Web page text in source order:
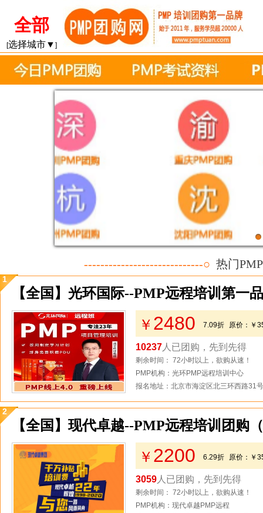
全部
[选择城市▼ ]
-----------------------------○ 热门
1
【全国】光环国际--PMP远程培训第一
￥ 2480 7.09折 原价： ￥
10237 人已团购，先到先得
剩余时间： 72小时以上，欲购从速！
PMP机构：光环PMP远程培训中心
报名地址：北京市海淀区北三环西路31
2
【全国】现代卓越--PMP远程培训团购
￥ 2200 6.29折 原价： ￥
3059 人已团购，先到先得
剩余时间： 72小时以上，欲购从速！
PMP机构：现代卓越PMP远程